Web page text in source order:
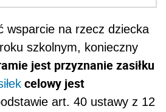
wsparcie na rzecz dziecka
szkolnym, konieczny
jest przyznanie zasiłku
celowy jest
art. 40 ustawy z 12